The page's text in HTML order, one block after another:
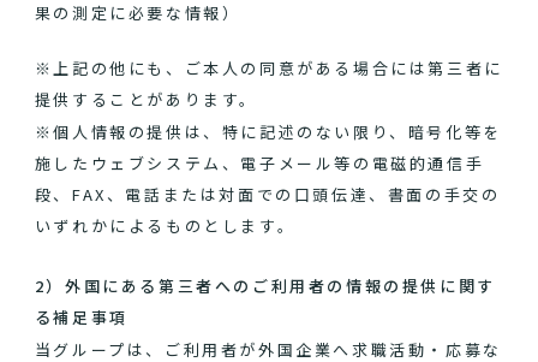
果の測定に必要な情報）
※上記の他にも、ご本人の同意がある場合には第三者に
提供することがあります。
※個人情報の提供は、特に記述のない限り、暗号化等を
施したウェブシステム、電子メール等の電磁的通信手
段、FAX、電話または対面での口頭伝達、書面の手交の
いずれかによるものとします。
2）外国にある第三者へのご利用者の情報の提供に関す
る補足事項
当グループは、ご利用者が外国企業へ求職活動・応募な